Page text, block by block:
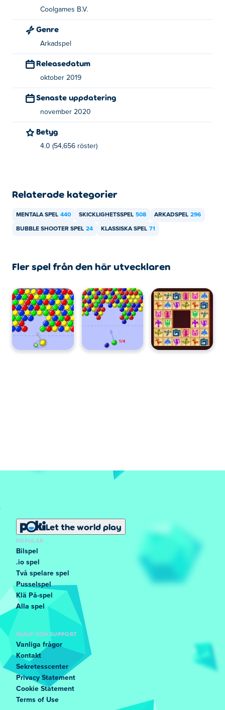
Coolgames B.V.
Genre
Arkadspel
Releasedatum
oktober 2019
Senaste uppdatering
november 2020
Betyg
4.0 (54,656 röster)
Relaterade kategorier
MENTALA SPEL 440 SKICKLIGHETSSPEL 508 ARKADSPEL 296
BUBBLE SHOOTER SPEL 24 KLASSISKA SPEL 71
Fler spel från den här utvecklaren
Let the world play
POPULÄR
Bilspel
.io spel
Två spelare spel
Pusselspel
Klä På-spel
Alla spel
HJÄLP OCH SUPPORT
Vanliga frågor
Kontakt
Sekretesscenter
Privacy Statement
Cookie Statement
Terms of Use